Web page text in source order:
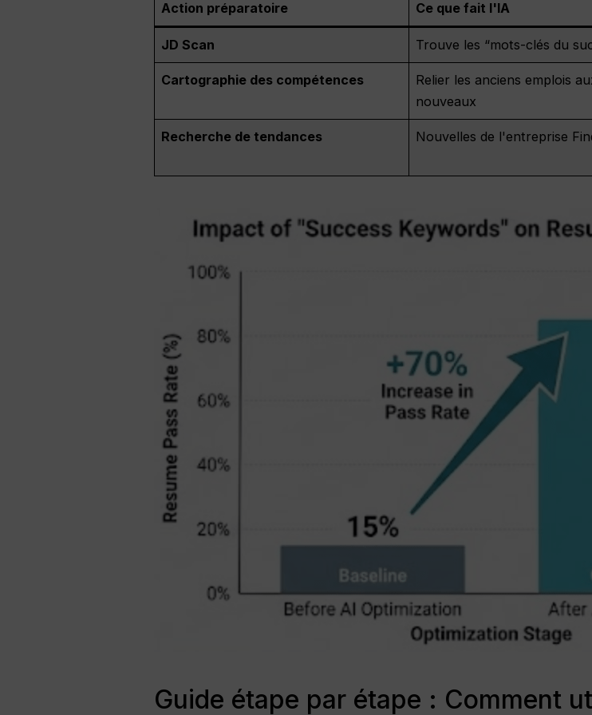
Action préparatoire Ce que fait l'IA
JD Scan Trouve les “mots-clés du
Cartographie des compétences
Relier les anciens emplois
nouveaux
Recherche de tendances Nouvelles de l'entreprise
Guide étape par étape : Comment